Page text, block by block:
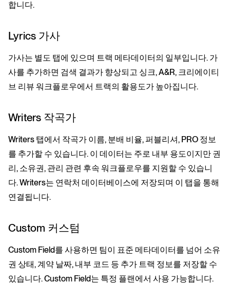
합니다.
Lyrics 가사
가사는 별도 탭에 있으며 트랙 메타데이터의 일부입니다. 가
사를 추가하면 검색 결과가 향상되고 싱크, A&R, 크리에이티
브 리뷰 워크플로우에서 트랙의 활용도가 높아집니다.
Writers 작곡가
Writers 탭에서 작곡가 이름, 분배 비율, 퍼블리셔, PRO 정보
를 추가할 수 있습니다. 이 데이터는 주로 내부 용도이지만 권
리, 소유권, 관리 관련 후속 워크플로우를 지원할 수 있습니
다. Writers는 연락처 데이터베이스에 저장되며 이 탭을 통해
연결됩니다.
Custom 커스텀
Custom Field를 사용하면 팀이 표준 메타데이터를 넘어 소유
권 상태, 계약 날짜, 내부 코드 등 추가 트랙 정보를 저장할 수
있습니다. Custom Field는 특정 플랜에서 사용 가능합니다.